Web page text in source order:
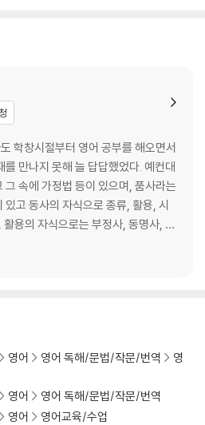
명사 역할 하는 것
절 정관사 the
명사 제3절 의문대명사
)대명사 제5절 관계대명사
(態)
종류 제3절 형용사 역할 하는 것
학창시절부터 영어 공부를 해오면서
만나지 못해 늘 답답했었다. 예컨대
속에 가정법 등이 있으며, 품사라는
고 동사의 자식으로 종류, 활용, 시
용의 자식으로는 부정사, 동명사, 분
문장론과 품사론이 뒤엉키고 아버지
어 있어서 너무나 답답한 나머지 책
영어 영어 독해/문법/작문/번역
영
영어
영어 독해/문법/작문/번역
영어 영어교육/수업